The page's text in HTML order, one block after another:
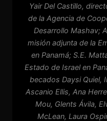
Yair Del Castillo,
de la Agencia de
Desarrollo Mashav;
misión adjunta de la
en Panamá; S.E.
Estado de Israel en
becados Daysi Quiel,
Ascanio Ellis, Ana
Mou, Glents Ávila,
McLean, Laura